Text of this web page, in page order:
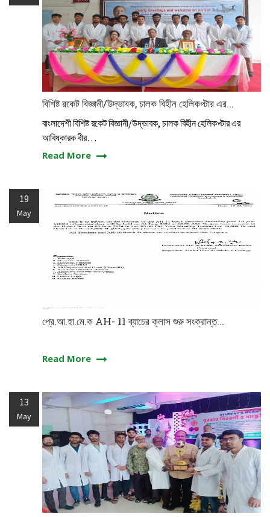
বিশিষ্ট রকেট বিজ্ঞানী/উদ্ভাবক, চালক বিহীন হেলিকপ্টার এর...
বাংলাদেশী বিশিষ্ট রকেট বিজ্ঞানী/উদ্ভাবক, চালক বিহীন হেলিকপ্টার এর
আবিষ্কারক বীর…
Read More
19
May
প্রে.আ.হা.মে.ক AH- 11 ব্যাচের ক্লাস শুরু সংক্রান্ত...
Read More
13
May